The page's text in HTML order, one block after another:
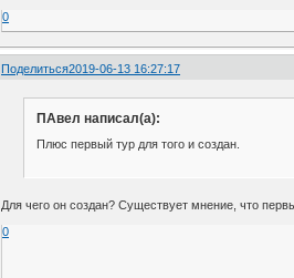
0
Поделиться2019-06-13 16:27:17
ПАвел написал(а):
Плюс первый тур для того и создан.
Для чего он создан? Существует мнение, что
0